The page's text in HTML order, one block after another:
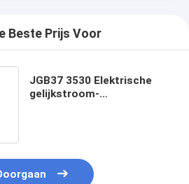
Beste Prijs Voor
JGB37 3530 Elektrische
gelijkstroom-